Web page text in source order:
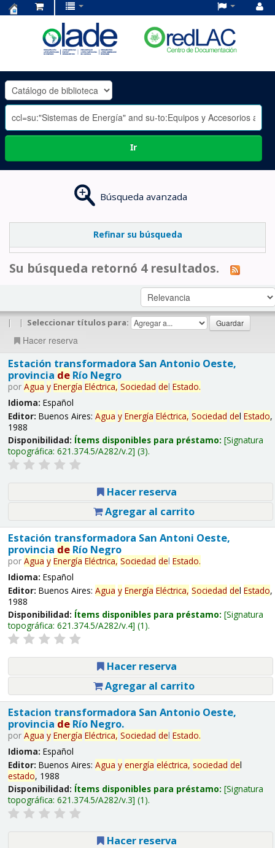
OLADE
-
Ir
Búsqueda avanzada
Refinar su búsqueda
Su búsqueda retornó 4 resultados.
| | Seleccionar títulos para:
Hacer reserva
Estación transformadora San Antonio Oeste,
provincia deRío Negro
por Agua y Energía Eléctrica, Sociedad del Estado.
Idioma: Español
Editor: Buenos Aires: Agua y Energía Eléctrica, Sociedad del Estado,
1988
Disponibilidad: Ítems disponibles para préstamo: Signatura
topográfica: 621.374.5/A282/v.2 (3).
Hacer reserva
Agregar al carrito
Estación transformadora San Antoni Oeste,
provincia deRío Negro
por Agua y Energía Eléctrica, Sociedad del Estado.
Idioma: Español
Editor: Buenos Aires: Agua y Energía Eléctrica, Sociedad del Estado,
1988
Disponibilidad: Ítems disponibles para préstamo: Signatura
topográfica: 621.374.5/A282/v.4 (1).
Hacer reserva
Agregar al carrito
Estacion transformadora San Antonio Oeste,
provincia deRío Negro.
por Agua y Energía Eléctrica, Sociedad del Estado.
Idioma: Español
Editor: Buenos Aires: Agua y energía eléctrica, sociedad del
estado, 1988
Disponibilidad: Ítems disponibles para préstamo: Signatura
topográfica: 621.374.5/A282/v.3 (1).
Hacer reserva